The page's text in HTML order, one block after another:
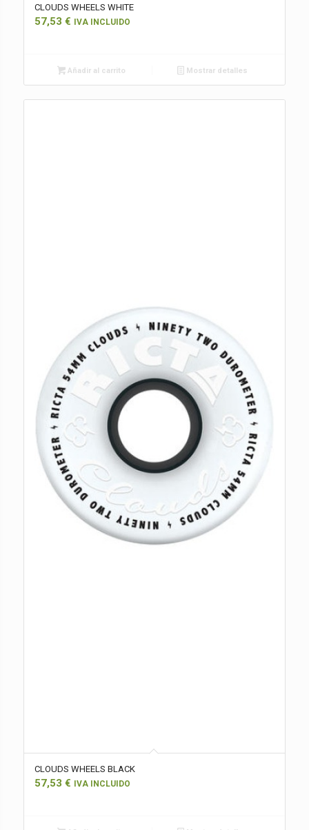
CLOUDS WHEELS WHITE
57,53 € IVA INCLUIDO
Añadir al carrito Mostrar detalles
CLOUDS WHEELS BLACK
57,53 € IVA INCLUIDO